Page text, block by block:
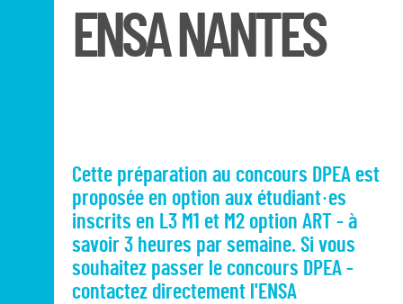
ENSA NANTES
Cette préparation au concours DPEA est
proposée en option aux étudiant·es
inscrits en L3 M1 et M2 option ART - à
savoir 3 heures par semaine. Si vous
souhaitez passer le concours DPEA -
contactez directement l'ENSA